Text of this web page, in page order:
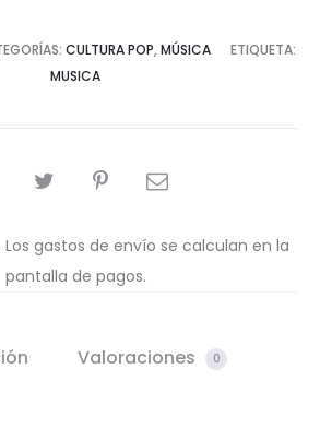
CULTURA POP, MÚSICA
ETIQUETA:
MUSICA
gastos de envío se calculan en la
pantalla de pagos.
Valoraciones 0